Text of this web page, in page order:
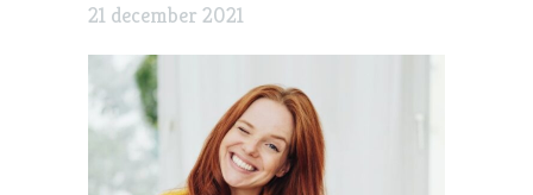
21 december 2021